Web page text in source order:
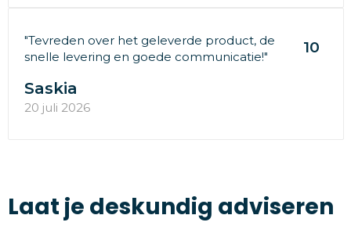
"Tevreden over het geleverde product, de
snelle levering en goede communicatie!"
10
Saskia
20 juli 2026
Laat je deskundig adviseren